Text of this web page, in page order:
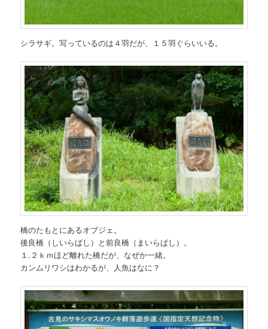
シラサギ。写っているのは４羽だが、１５羽ぐらいいる。
橋のたもとにあるオブジェ。
後良橋（しいらばし）と前良橋（まいらばし）。
１.２ｋｍほど離れた橋だが、なぜか一緒。
カンムリワシはわかるが、人魚はなに？